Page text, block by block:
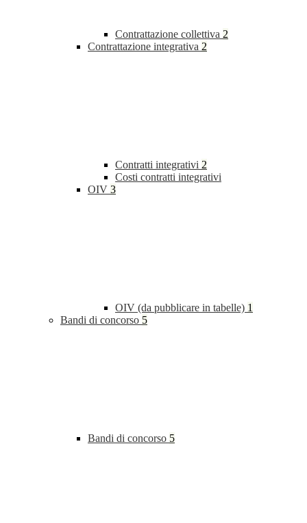
Contrattazione collettiva 2
Contrattazione integrativa 2
Contratti integrativi 2
Costi contratti integrativi
OIV 3
OIV (da pubblicare in tabelle) 1
Bandi di concorso 5
Bandi di concorso 5